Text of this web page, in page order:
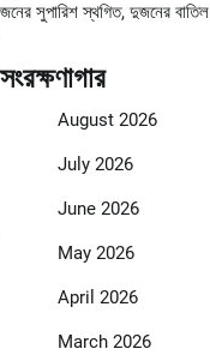
জনের সুপারিশ স্থগিত, দুজনের বাতিল
সংরক্ষণাগার
August 2026
July 2026
June 2026
May 2026
April 2026
March 2026